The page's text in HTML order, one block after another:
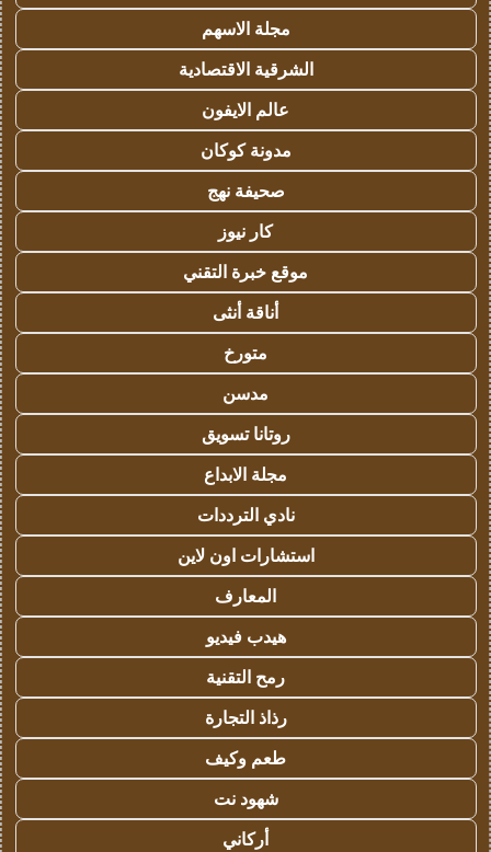
مجلة الاسهم
الشرقية الاقتصادية
عالم الايفون
مدونة كوكان
صحيفة نهج
كار نيوز
موقع خبرة التقني
أناقة أنثى
متورخ
مدسن
روتانا تسويق
مجلة الابداع
نادي الترددات
استشارات اون لاين
المعارف
هيدب فيديو
رمح التقنية
رذاذ التجارة
طعم وكيف
شهود نت
أركاني